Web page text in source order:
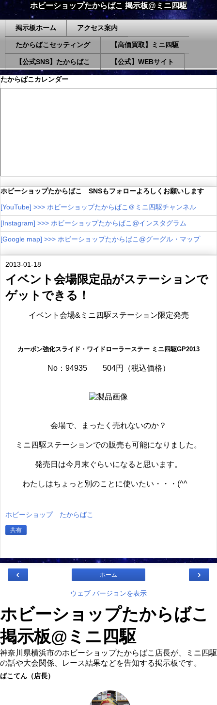
ホビーショップたからばこ 掲示板@ミニ四駆
掲示板ホーム アクセス案内
たからばこセッティング 【高価買取】ミニ四駆
【公式SNS】たからばこ 【公式】WEBサイト
たからばこカレンダー
ホビーショップたからばこ SNSもフォローよろしくお願いします
[YouTube] >>> ホビーショップたからばこ＠ミニ四駆チャンネル
[Instagram] >>> ホビーショップたからばこ@インスタグラム
[Google map] >>> ホビーショップたからばこ@グーグル・マップ
2013-01-18
イベント会場限定品がステーションで
ゲットできる！
イベント会場&ミニ四駆ステーション限定発売
カーボン強化スライド・ワイドローラーステー ミニ四駆GP2013
No：94935 504円（税込価格）
会場で、まったく売れないのか？
ミニ四駆ステーションでの販売も可能になりました。
発売日は今月末ぐらいになると思います。
わたしはちょっと別のことに使いたい・・・(^^ゞ
ホビーショップ たからばこ
共有
‹ ›
ホーム
ウェブ バージョンを表示
ホビーショップたからばこ
掲示板@ミニ四駆
神奈川県横浜市のホビーショップたからばこ店長が、ミニ四駆
の話や大会関係、レース結果などを告知する掲示板です。
ばこてん（店長）